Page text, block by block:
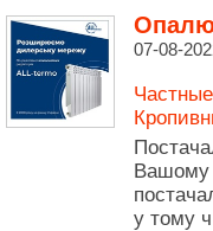
07-08-
Вашому
у тому